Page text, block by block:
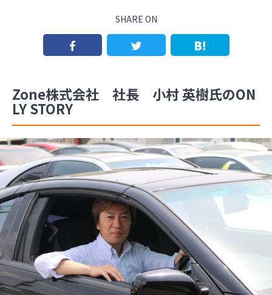
SHARE ON
Zone株式会社 社長 小村 英樹氏のON
LY STORY